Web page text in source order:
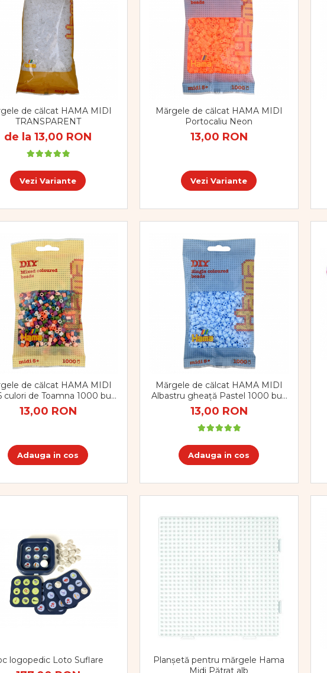
de călcat HAMA MIDI
TRANSPARENT
de la 13,00 RON
Vezi Variante
Mărgele de călcat HAMA MIDI
Portocaliu Neon
13,00 RON
Vezi Variante
de călcat HAMA MIDI
culori de Toamna 1000 buc
în punguliță
13,00 RON
Adauga in cos
Mărgele de călcat HAMA MIDI
Albastru gheață Pastel 1000 buc
în punguliță
13,00 RON
Adauga in cos
logopedic Loto Suflare
Planșetă pentru mărgele Hama
Midi Pătrat alb